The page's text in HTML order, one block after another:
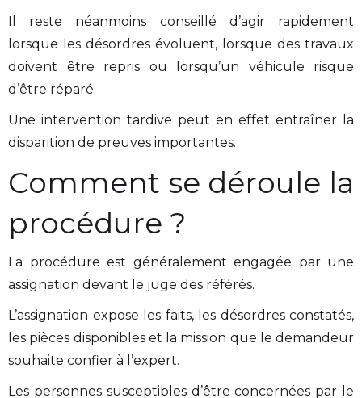
Il reste néanmoins conseillé d’agir rapidement
lorsque les désordres évoluent, lorsque des travaux
doivent être repris ou lorsqu’un véhicule risque
d’être réparé.
Une intervention tardive peut en effet entraîner la
disparition de preuves importantes.
Comment se déroule la
procédure ?
La procédure est généralement engagée par une
assignation devant le juge des référés.
L’assignation expose les faits, les désordres constatés,
les pièces disponibles et la mission que le demandeur
souhaite confier à l’expert.
Les personnes susceptibles d’être concernées par le